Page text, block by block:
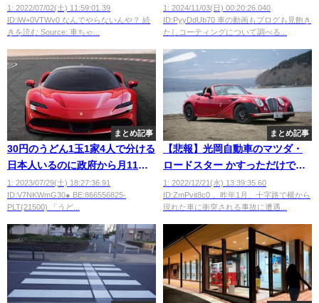
ｗｗｗ
1: 2022/07/02(土) 11:59:01.39
ID:iW+0VTWv0 なんでやらないんや？ 続
きを読む Source: 車ちゃ...
ｗｗｗ
1: 2024/11/03(日) 00:20:26.040
ID:PyyDdUb70 車の動画もブログも見飽き
たしコーティングについて調べる...
まとめ記事
30円のうどん1玉1家4人で分ける
日本人いるのに政府から月11万
貰いフェラーリ乗ってる難民が
いるらしいwwwwwww
1: 2023/07/29(土) 18:27:36.91
ID:V7NKWmG30● BE:866556825-
PLT(21500) 「うど...
まとめ記事
【悲報】光岡自動車のマツダ・
ロードスター かすっただけで修
理代300万円wwwwwwww
1: 2022/12/21(水) 13:39:35.60
ID:ZmPvit8c0 。昨年1月、十字路で横から
現れた車に衝突される事故に遭遇...